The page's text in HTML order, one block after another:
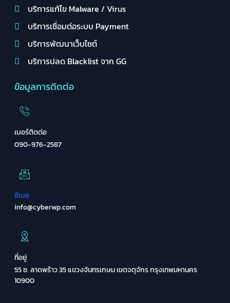
บริการแก้ไข Malware / Virus
บริการเชื่อมต่อระบบ Payment
บริการพัฒนาเว็บไซต์
บริการปลด Blacklist จาก GG
ข้อมูลการติดต่อ
เบอร์ติดต่อ
090-976-2587
อีเมล
info@cyberwp.com
ที่อยู่
55 ซ. ลาดพร้าว 35 แขวงจันทรเกษม เขตจตุจักร กรุงเทพมหานคร
10900